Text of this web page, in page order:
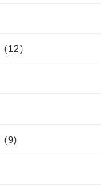
(12)
(9)